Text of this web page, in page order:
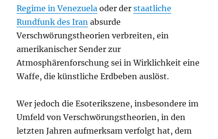
Regime in Venezuela oder derstaatliche
Rundfunk des Iran absurde
Verschwörungstheorien verbreiten, ein
amerikanischer Sender zur
Atmosphärenforschung sei in Wirklichkeit eine
Waffe, die künstliche Erdbeben auslöst.
Wer jedoch die Esoterikszene, insbesondere im
Umfeld von Verschwörungstheorien, in den
letzten Jahren aufmerksam verfolgt hat, dem